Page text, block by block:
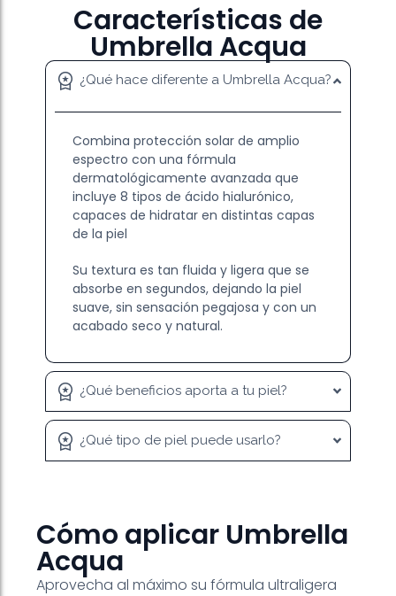
Características de
Umbrella Acqua
¿Qué hace diferente a Umbrella Acqua?
Combina protección solar de amplio
espectro con una fórmula
dermatológicamente avanzada que
incluye 8 tipos de ácido hialurónico,
capaces de hidratar en distintas capas
de la piel
Su textura es tan fluida y ligera que se
absorbe en segundos, dejando la piel
suave, sin sensación pegajosa y con un
acabado seco y natural.
¿Qué beneficios aporta a tu piel?
¿Qué tipo de piel puede usarlo?
Cómo aplicar Umbrella
Acqua
Aprovecha al máximo su fórmula ultraligera